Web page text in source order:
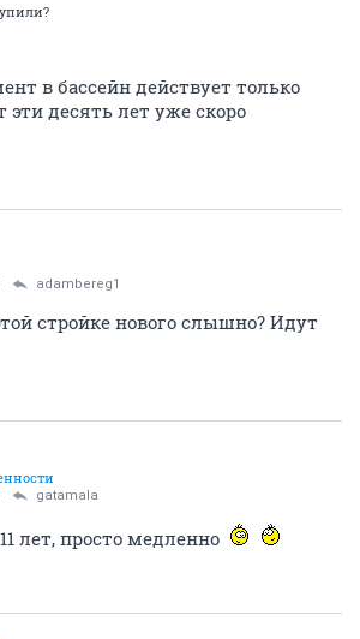
в бассейн действует только
эти десять лет уже скоро
adambereg1
стройке нового слышно? Идут
gatamala
лет, просто медленно